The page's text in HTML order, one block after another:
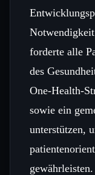
forderte alle
des
sowie ein
unterstützen,
gewährleisten.